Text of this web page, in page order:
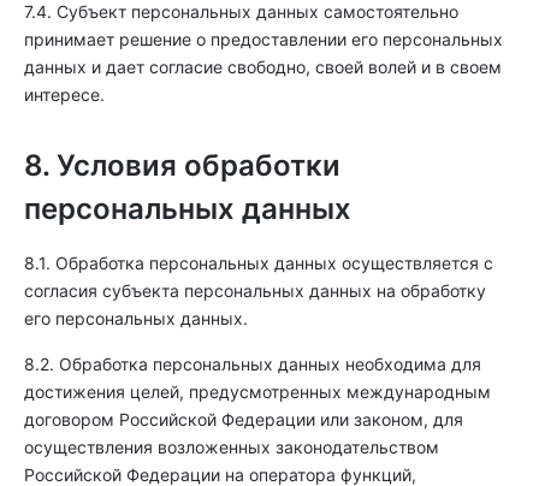
7.4. Субъект персональных данных самостоятельно
принимает решение о предоставлении его персональных
данных и дает согласие свободно, своей волей и в своем
интересе.
8. Условия обработки
персональных данных
8.1. Обработка персональных данных осуществляется с
согласия субъекта персональных данных на обработку
его персональных данных.
8.2. Обработка персональных данных необходима для
достижения целей, предусмотренных международным
договором Российской Федерации или законом, для
осуществления возложенных законодательством
Российской Федерации на оператора функций,